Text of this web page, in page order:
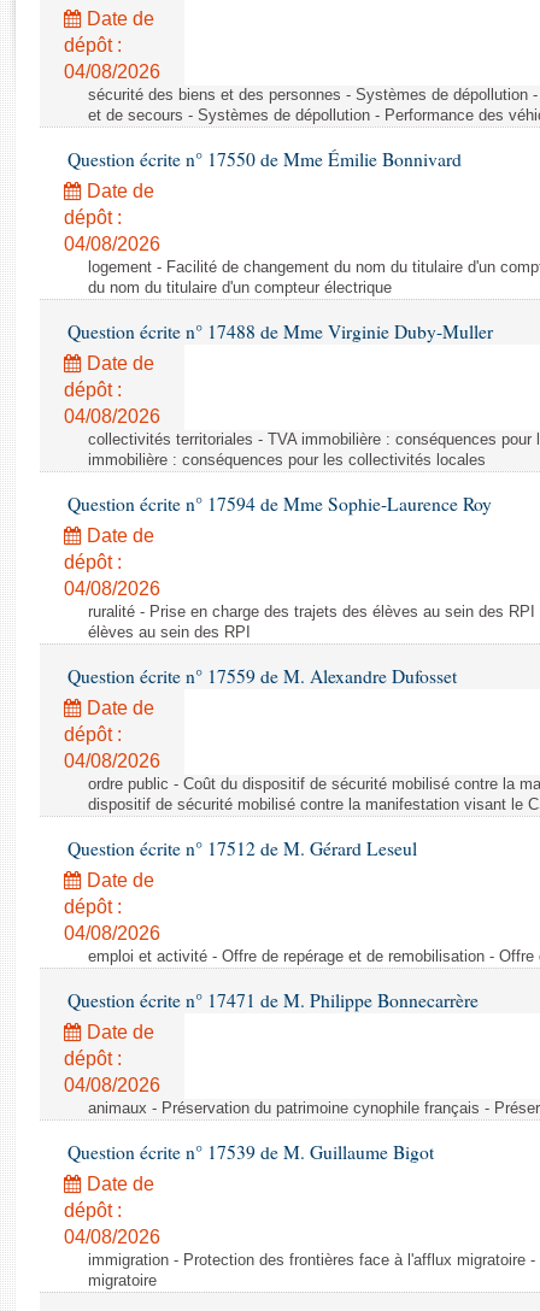
Rapports législatifs
Rapports sur l'application des lois
Baromètre de l’application des lois
Dossiers législatifs
Budget et sécurité sociale
Questions écrites et orales
Comptes rendus des débats
Date de
dépôt :
04/08/2026
sécurité des biens et des personnes - Systèmes de dépollution
et de secours - Systèmes de dépollution - Performance des
Question écrite n° 17550 de Mme Émilie Bonnivard
Date de
dépôt :
04/08/2026
logement - Facilité de changement du nom du titulaire d'un
du nom du titulaire d'un compteur électrique
Question écrite n° 17488 de Mme Virginie Duby-Muller
Date de
dépôt :
04/08/2026
collectivités territoriales - TVA immobilière : conséquences
immobilière : conséquences pour les collectivités locales
Question écrite n° 17594 de Mme Sophie-Laurence Roy
Date de
dépôt :
04/08/2026
ruralité - Prise en charge des trajets des élèves au sein des
élèves au sein des RPI
Question écrite n° 17559 de M. Alexandre Dufosset
Date de
dépôt :
04/08/2026
ordre public - Coût du dispositif de sécurité mobilisé contre la
dispositif de sécurité mobilisé contre la manifestation visant le
Question écrite n° 17512 de M. Gérard Leseul
Date de
dépôt :
04/08/2026
emploi et activité - Offre de repérage et de remobilisation -
Question écrite n° 17471 de M. Philippe Bonnecarrère
Date de
dépôt :
04/08/2026
animaux - Préservation du patrimoine cynophile français -
Question écrite n° 17539 de M. Guillaume Bigot
Date de
dépôt :
04/08/2026
immigration - Protection des frontières face à l'afflux migratoire
migratoire